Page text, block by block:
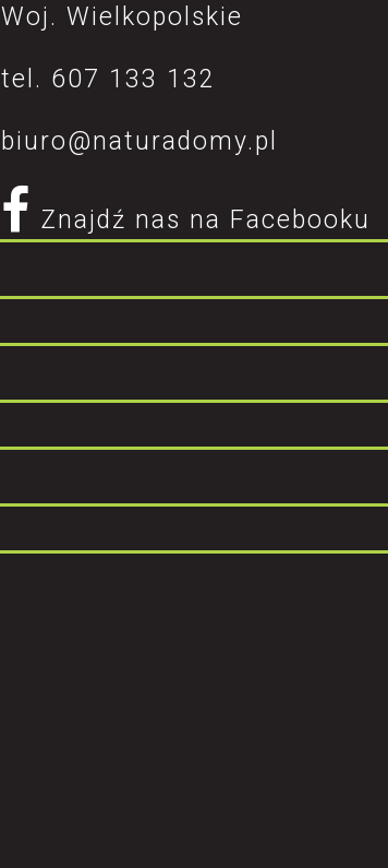
Woj. Wielkopolskie
tel. 607 133 132
biuro@naturadomy.pl
Znajdź nas na Facebooku